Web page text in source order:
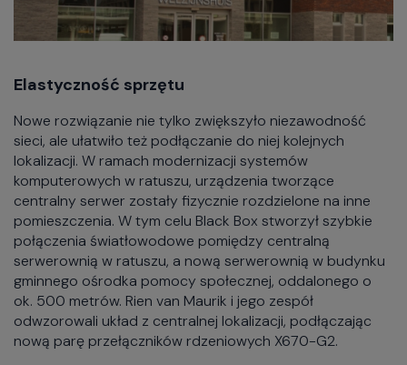
Elastyczność sprzętu
Nowe rozwiązanie nie tylko zwiększyło niezawodność
sieci, ale ułatwiło też podłączanie do niej kolejnych
lokalizacji. W ramach modernizacji systemów
komputerowych w ratuszu, urządzenia tworzące
centralny serwer zostały fizycznie rozdzielone na inne
pomieszczenia. W tym celu Black Box stworzył szybkie
połączenia światłowodowe pomiędzy centralną
serwerownią w ratuszu, a nową serwerownią w budynku
gminnego ośrodka pomocy społecznej, oddalonego o
ok. 500 metrów. Rien van Maurik i jego zespół
odwzorowali układ z centralnej lokalizacji, podłączając
nową parę przełączników rdzeniowych X670-G2.